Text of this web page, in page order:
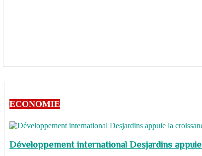
ECONOMIE
Développement international Desjardins